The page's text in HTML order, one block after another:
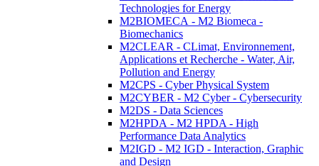
Technologies for Energy
M2BIOMECA - M2 Biomeca -
Biomechanics
M2CLEAR - CLimat, Environnement,
Applications et Recherche - Water, Air,
Pollution and Energy
M2CPS - Cyber Physical System
M2CYBER - M2 Cyber - Cybersecurity
M2DS - Data Sciences
M2HPDA - M2 HPDA - High
Performance Data Analytics
M2IGD - M2 IGD - Interaction, Graphic
and Design